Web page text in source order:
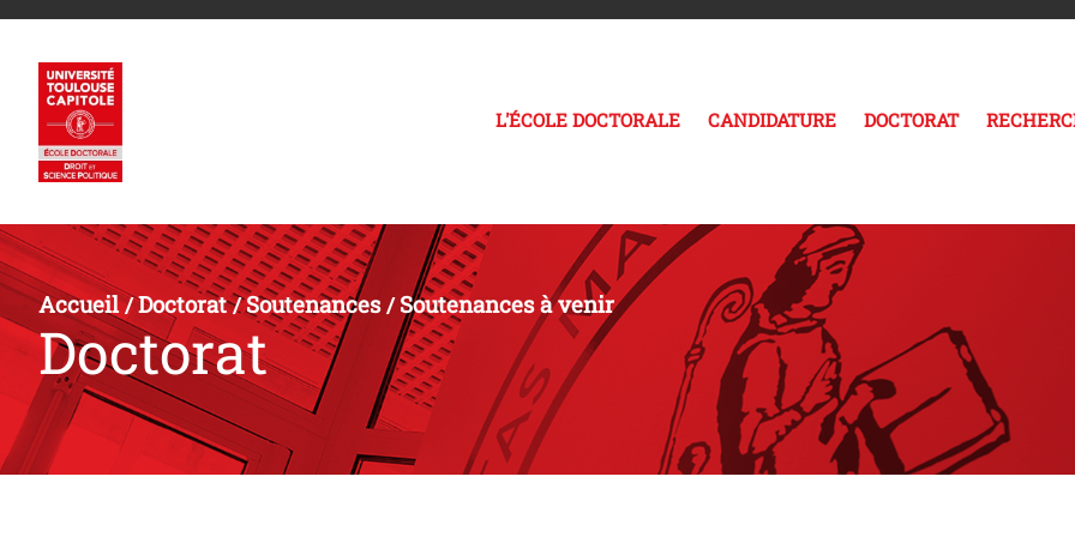
L'ÉCOLE DOCTORALE CANDIDATURE DOCTORAT
Accueil/Doctorat/Soutenances/ Soutenances à venir
Doctorat